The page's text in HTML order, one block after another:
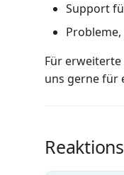
Support
Für
uns gerne für